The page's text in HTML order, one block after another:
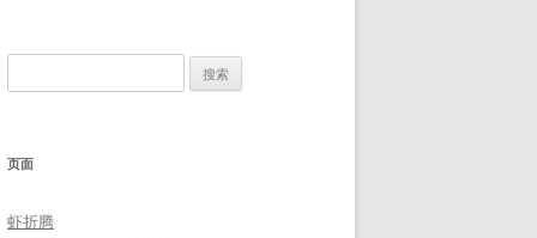
索：
页面
虾折腾